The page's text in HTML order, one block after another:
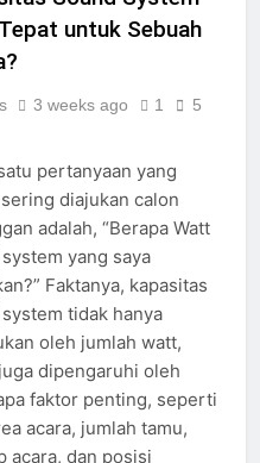
Sound System
untuk Sebuah
pertanyaan yang
diajukan calon
adalah, “Berapa Watt
yang saya
Faktanya, kapasitas
system tidak hanya
oleh jumlah watt,
dipengaruhi oleh
faktor penting, seperti
acara, jumlah tamu,